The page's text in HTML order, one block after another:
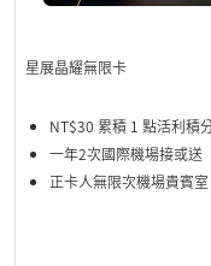
星展晶耀無限卡
NT$30 累積 1 點活利積
一年2次國際機場接或送
正卡人無限次機場貴賓室